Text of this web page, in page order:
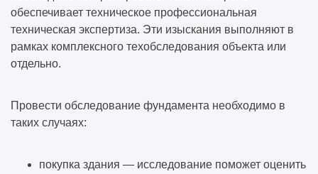
обеспечивает техническое профессиональная
техническая экспертиза. Эти изыскания выполняют в
рамках комплексного техобследования объекта или
отдельно.
Провести обследование фундамента необходимо в
таких случаях:
покупка здания — исследование поможет оценить